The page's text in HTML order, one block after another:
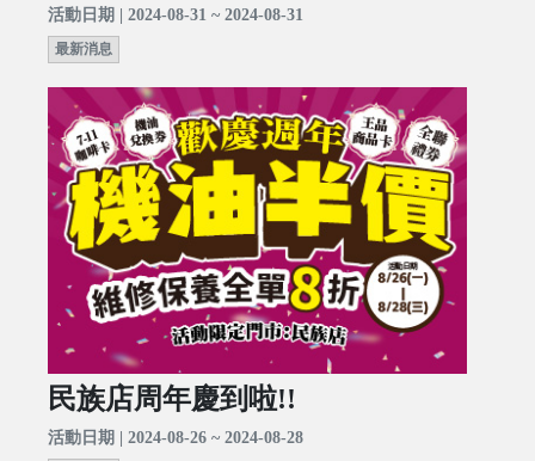
活動日期 | 2024-08-31 ~ 2024-08-31
最新消息
民族店周年慶到啦!!
活動日期 | 2024-08-26 ~ 2024-08-28